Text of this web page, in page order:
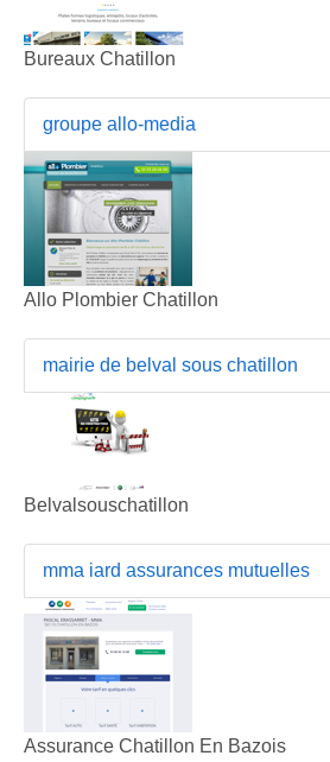
Bureaux Chatillon
groupe allo-media
Allo Plombier Chatillon
mairie de belval sous chatillon
Belvalsouschatillon
mma iard assurances mutuelles
Assurance Chatillon En Bazois